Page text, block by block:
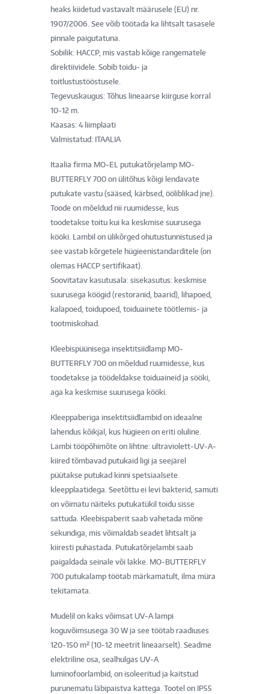
heaks kiidetud vastavalt määrusele (EU) nr.
1907/2006. See võib töötada ka lihtsalt tasasele
pinnale paigutatuna.
Sobilik: HACCP, mis vastab kõige rangematele
direktiividele. Sobib toidu- ja
toitlustustööstusele.
Tegevuskaugus: Tõhus lineaarse kiirguse korral
10-12 m.
Kaasas: 4 liimplaati
Valmistatud: ITAALIA
Itaalia firma MO-EL putukatõrjelamp MO-
BUTTERFLY 700 on ülitõhus kõigi lendavate
putukate vastu (sääsed, kärbsed, ööliblikad jne).
Toode on mõeldud nii ruumidesse, kus
toodetakse toitu kui ka keskmise suurusega
kööki. Lambil on ülikõrged ohutustunnistused ja
see vastab kõrgetele hügieenistandarditele (on
olemas HACCP sertifikaat).
Soovitatav kasutusala: sisekasutus: keskmise
suurusega köögid (restoranid, baarid), lihapoed,
kalapoed, toidupoed, toiduainete töötlemis- ja
tootmiskohad.
Kleebispüünisega insektitsiidlamp MO-
BUTTERFLY 700 on mõeldud ruumidesse, kus
toodetakse ja töödeldakse toiduaineid ja sööki,
aga ka keskmise suurusega kööki.
Kleeppaberiga insektitsiidlambid on ideaalne
lahendus kõikjal, kus hügieen on eriti oluline.
Lambi tööpõhimõte on lihtne: ultraviolett-UV-A-
kiired tõmbavad putukaid ligi ja seejärel
püütakse putukad kinni spetsiaalsete
kleepplaatidega. Seetõttu ei levi bakterid, samuti
on võimatu näiteks putukatükil toidu sisse
sattuda. Kleebispaberit saab vahetada mõne
sekundiga, mis võimaldab seadet lihtsalt ja
kiiresti puhastada. Putukatõrjelambi saab
paigaldada seinale või lakke. MO-BUTTERFLY
700 putukalamp töötab märkamatult, ilma müra
tekitamata.
Mudelil on kaks võimsat UV-A lampi
koguvõimsusega 30 W ja see töötab raadiuses
120-150 m² (10-12 meetrit lineaarselt). Seadme
elektriline osa, sealhulgas UV-A
luminofoorlambid, on isoleeritud ja kaitstud
purunematu läbipaistva kattega. Tootel on IP55